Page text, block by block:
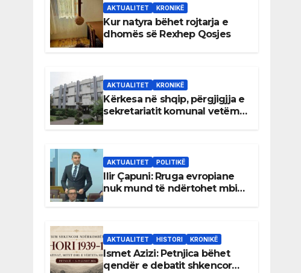
AKTUALITET KRONIKË
Kur natyra bëhet rojtarja e
dhomës së Rexhep Qosjes
AKTUALITET KRONIKË
Kërkesa në shqip, përgjigjja e
sekretariatit komunal vetëm
AKTUALITET POLITIKË
Ilir Çapuni: Rruga evropiane
nuk mund të ndërtohet mbi
AKTUALITET HISTORI KRONIKË
Ismet Azizi: Petnjica bëhet
qendër e debatit shkencor